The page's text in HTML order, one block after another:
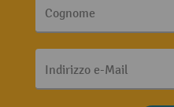
Cognome
Indirizzo e-Mail